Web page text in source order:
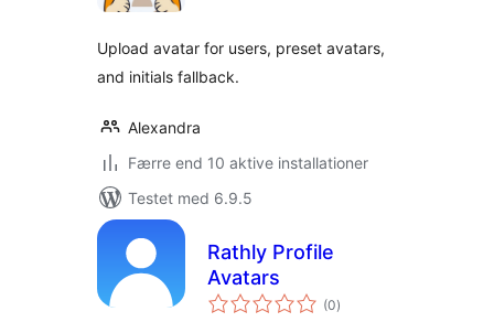
Upload avatar for users, preset avatars,
and initials fallback.
Alexandra
Færre end 10 aktive installationer
Testet med 6.9.5
Rathly Profile
Avatars
(0totale
bedømmelser
)